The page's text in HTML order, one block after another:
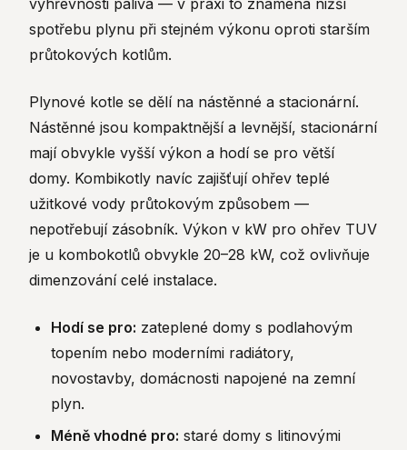
výhřevnosti paliva — v praxi to znamená nižší
spotřebu plynu při stejném výkonu oproti starším
průtokových kotlům.
Plynové kotle se dělí na nástěnné a stacionární.
Nástěnné jsou kompaktnější a levnější, stacionární
mají obvykle vyšší výkon a hodí se pro větší
domy. Kombikotly navíc zajišťují ohřev teplé
užitkové vody průtokovým způsobem —
nepotřebují zásobník. Výkon v kW pro ohřev TUV
je u kombokotlů obvykle 20–28 kW, což ovlivňuje
dimenzování celé instalace.
Hodí se pro: zateplené domy s podlahovým
topením nebo moderními radiátory,
novostavby, domácnosti napojené na zemní
plyn.
Méně vhodné pro: staré domy s litinovými